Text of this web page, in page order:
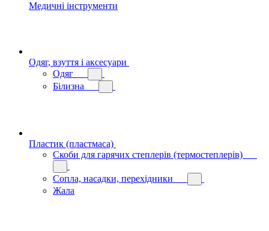
Медичні інструменти
Одяг, взуття і аксесуари
Одяг
Білизна
Пластик (пластмаса)
Скоби для гарячих степлерів (термостеплерів)
Сопла, насадки, перехідники
Жала